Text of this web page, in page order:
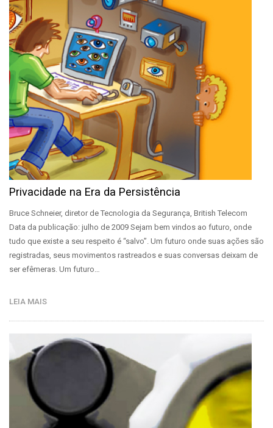
Privacidade na Era da Persistência
Bruce Schneier, diretor de Tecnologia da Segurança, British Telecom
Data da publicação: julho de 2009 Sejam bem vindos ao futuro, onde
tudo que existe a seu respeito é “salvo”. Um futuro onde suas ações são
registradas, seus movimentos rastreados e suas conversas deixam de
ser efêmeras. Um futuro…
LEIA MAIS